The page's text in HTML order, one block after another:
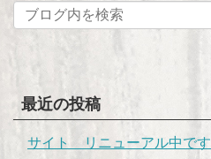
最近の投稿
サイト リニューアル中です